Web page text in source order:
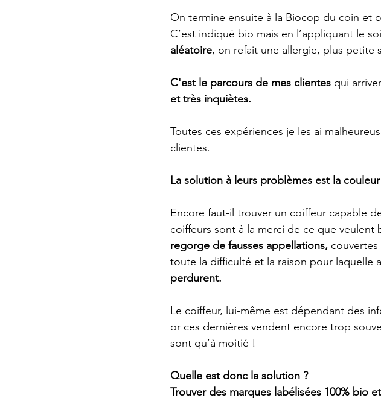
On termine ensuite à la Biocop du coin et
C’est indiqué bio mais en l’appliquant le
aléatoire, on refait une allergie, plus petite
C'est le parcours de mes clientes qui
et très inquiètes.
Toutes ces expériences je les ai
clientes.
La solution à leurs problèmes est la
Encore faut-il trouver un coiffeur capable
coiffeurs sont à la merci de ce que
regorge de fausses appellations,
toute la difficulté et la raison pour laquelle
perdurent.
Le coiffeur, lui-même est dépendant des
or ces dernières vendent encore trop
sont qu’à moitié !
Quelle est donc la solution ?
Trouver des marques labélisées 100% bio